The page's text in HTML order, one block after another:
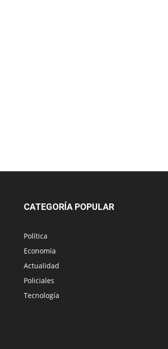
CATEGORÍA POPULAR
Política
Economía
Actualidad
Policiales
Tecnología